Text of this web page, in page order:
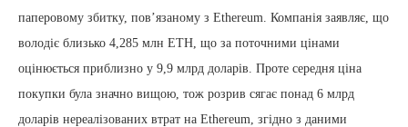
паперовому збитку, пов’язаному з Ethereum. Компанія заявляє, що
володіє близько 4,285 млн ETH, що за поточними цінами
оцінюється приблизно у 9,9 млрд доларів. Проте середня ціна
покупки була значно вищою, тож розрив сягає понад 6 млрд
доларів нереалізованих втрат на Ethereum, згідно з даними